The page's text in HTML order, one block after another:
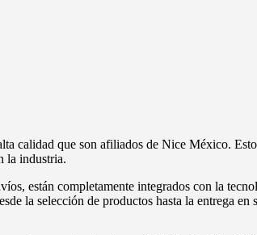
calidad que son afiliados de Nice México.
la industria.
están completamente integrados con la
la selección de productos hasta la entrega